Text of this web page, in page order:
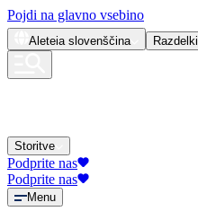
Pojdi na glavno vsebino
Aleteia slovenščina Razdelki
Storitve
Podprite nas
Podprite nas
Menu